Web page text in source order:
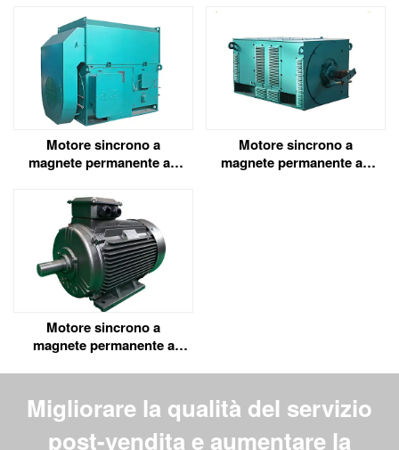
Motore sincrono a
magnete permanente ad
efficienza della serie
TYCKK
Motore sincrono a
magnete permanente ad
Motore sincrono a
magnete permanente a
Migliorare la qualità del servizio
post-vendita e aumentare la